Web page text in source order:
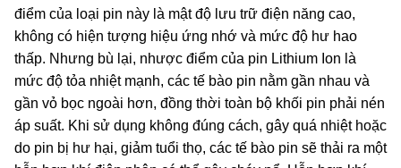
điểm của loại pin này là mật độ lưu trữ điện năng cao,
không có hiện tượng hiệu ứng nhớ và mức độ hư hao
thấp. Nhưng bù lại, nhược điểm của pin Lithium Ion là
mức độ tỏa nhiệt mạnh, các tế bào pin nằm gần nhau và
gần vỏ bọc ngoài hơn, đồng thời toàn bộ khối pin phải nén
áp suất. Khi sử dụng không đúng cách, gây quá nhiệt hoặc
do pin bị hư hại, giảm tuổi thọ, các tế bào pin sẽ thải ra một